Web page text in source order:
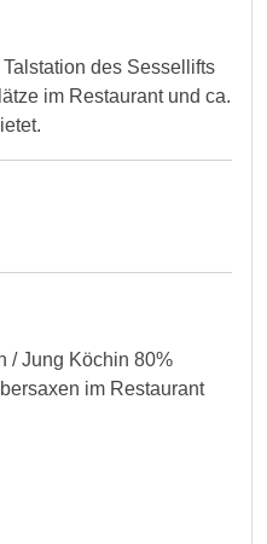
des Sessellifts
im Restaurant und ca.
/ Jung Köchin 80%
im Restaurant